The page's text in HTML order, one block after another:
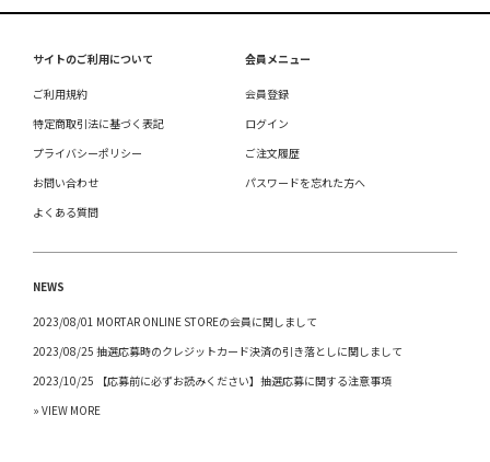
サイトのご利用について
ご利用規約
特定商取引法に基づく表記
プライバシーポリシー
お問い合わせ
よくある質問
会員メニュー
会員登録
ログイン
ご注文履歴
パスワードを忘れた方へ
NEWS
2023/08/01 MORTAR ONLINE STOREの会員に関しまして
2023/08/25 抽選応募時のクレジットカード決済の引き落としに関しまして
2023/10/25 【応募前に必ずお読みください】抽選応募に関する注意事項
» VIEW MORE